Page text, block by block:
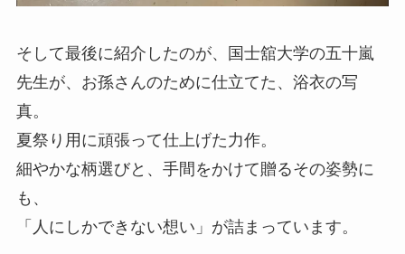
そして最後に紹介したのが、国士舘大学の五十嵐
先生が、お孫さんのために仕立てた、浴衣の写
真。
夏祭り用に頑張って仕上げた力作。
細やかな柄選びと、手間をかけて贈るその姿勢に
も、
「人にしかできない想い」が詰まっています。